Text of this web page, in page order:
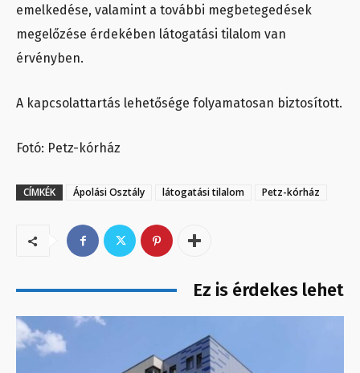
emelkedése, valamint a további megbetegedések
megelőzése érdekében látogatási tilalom van
érvényben.
A kapcsolattartás lehetősége folyamatosan biztosított.
Fotó: Petz-kórház
CÍMKÉK Ápolási Osztály látogatási tilalom Petz-kórház
Ez is érdekes lehet